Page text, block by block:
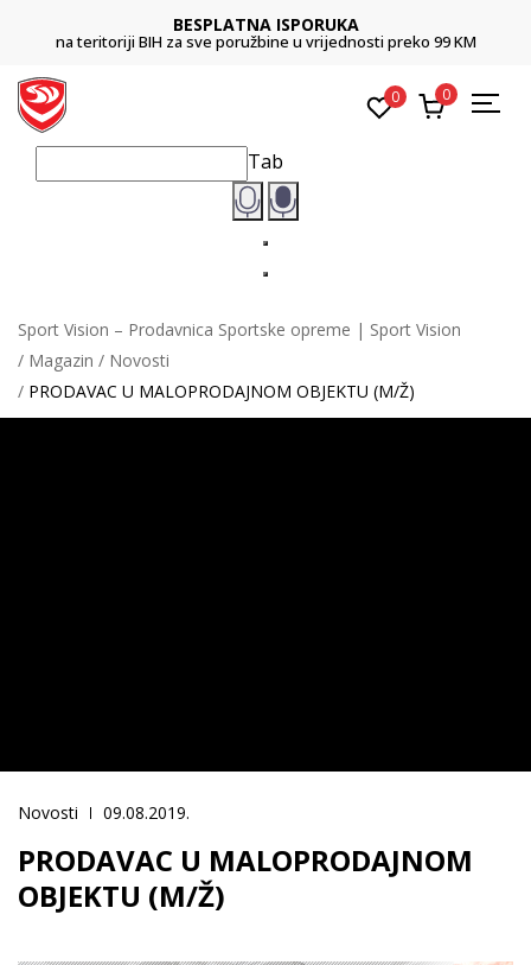
BESPLATNA ISPORUKA
na teritoriji BIH za sve poružbine u vrijednosti preko 99 KM
0 0
Tab
Sport Vision – Prodavnica Sportske opreme | Sport Vision
Magazin
Novosti
PRODAVAC U MALOPRODAJNOM OBJEKTU (M/Ž)
Novosti 09.08.2019.
PRODAVAC U MALOPRODAJNOM
OBJEKTU (M/Ž)